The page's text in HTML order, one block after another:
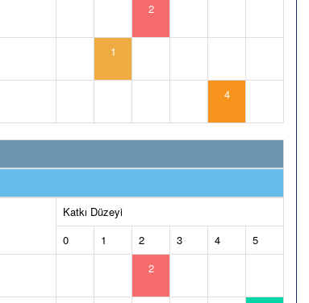
2
1
4
Katkı Düzeyi
0
1 2 3 4
5
2